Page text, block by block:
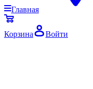
Главная
Корзина Войти